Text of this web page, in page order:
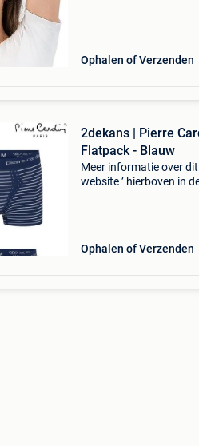
Ophalen of Verzenden
2dekans | Pierre
Flatpack - Blauw
Meer informatie over
website ’ hierboven in
Ophalen of Verzenden